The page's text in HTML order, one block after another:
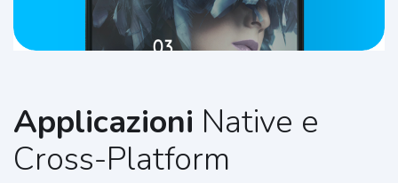
Applicazioni Native e
Cross-Platform